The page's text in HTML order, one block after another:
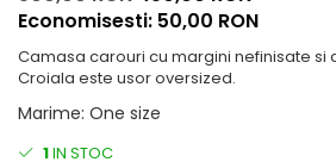
Economisesti: 50,00 RON
Camasa carouri cu margini nefinisate si
Croiala este usor oversized.
Marime: One size
1IN STOC